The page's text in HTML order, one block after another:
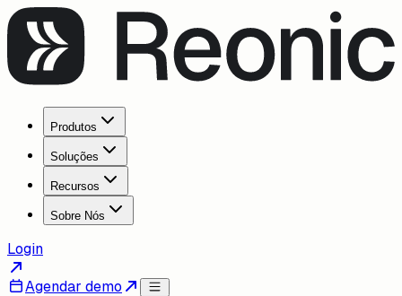
Produtos
Soluções
Recursos
Sobre Nós
Login
Agendar demo